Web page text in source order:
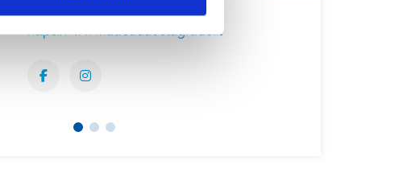
https://www.ducadaostagrado.it